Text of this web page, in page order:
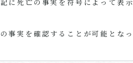
実を確認することが可能となっ